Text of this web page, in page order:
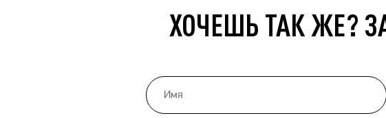
ХОЧЕШЬ ТАК ЖЕ?